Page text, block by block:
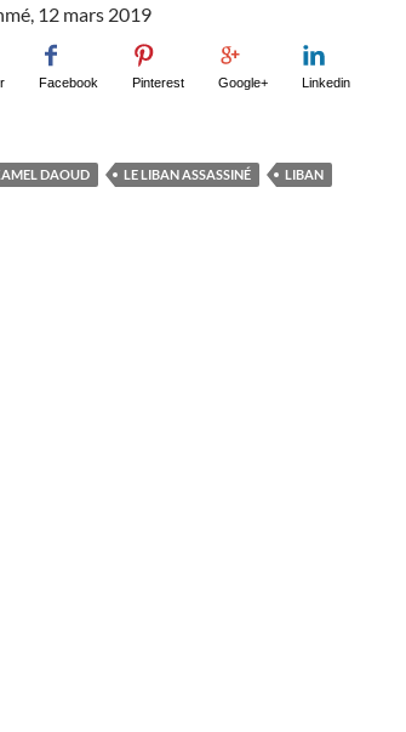
12 mars 2019
Facebook Pinterest Google+ Linkedin
DAOUD LE LIBAN ASSASSINÉ LIBAN